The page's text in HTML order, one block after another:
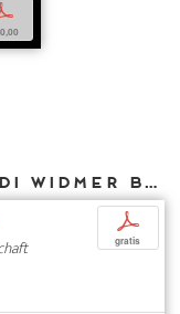
Weitere Texte von Ruedi Widmer bei DIAPHANES
p
gratis